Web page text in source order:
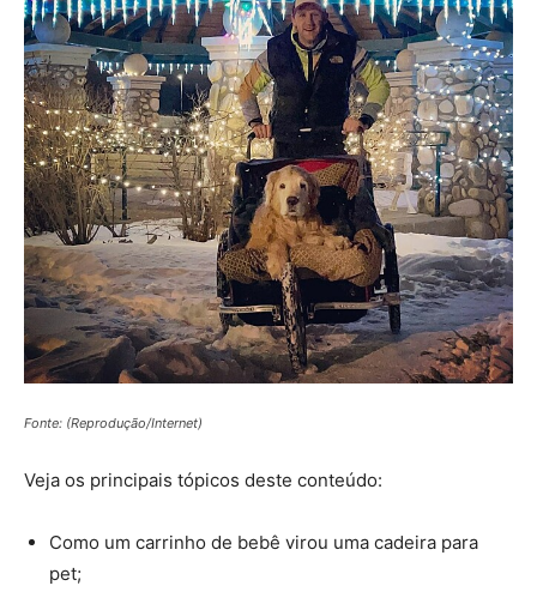
Fonte: (Reprodução/Internet)
Veja os principais tópicos deste conteúdo:
Como um carrinho de bebê virou uma cadeira para
pet;